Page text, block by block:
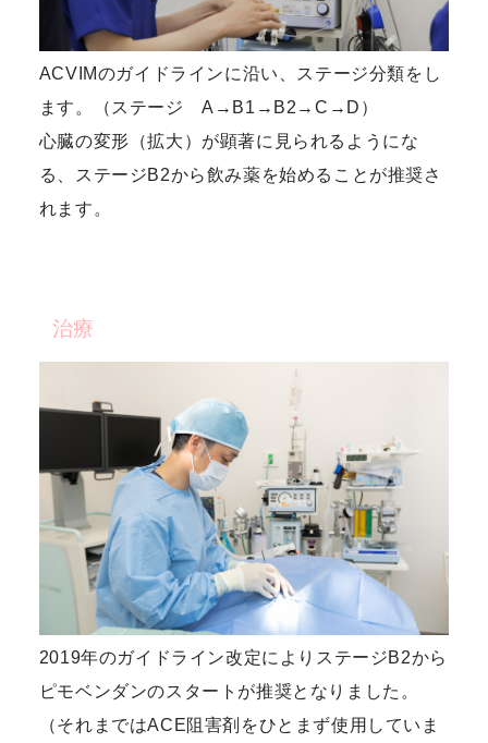
ACVIMのガイドラインに沿い、ステージ分類をし
ます。（ステージ A→B1→B2→C→D）
心臓の変形（拡大）が顕著に見られるようにな
る、ステージB2から飲み薬を始めることが推奨さ
れます。
治療
2019年のガイドライン改定によりステージB2から
ピモベンダンのスタートが推奨となりました。
（それまではACE阻害剤をひとまず使用していま